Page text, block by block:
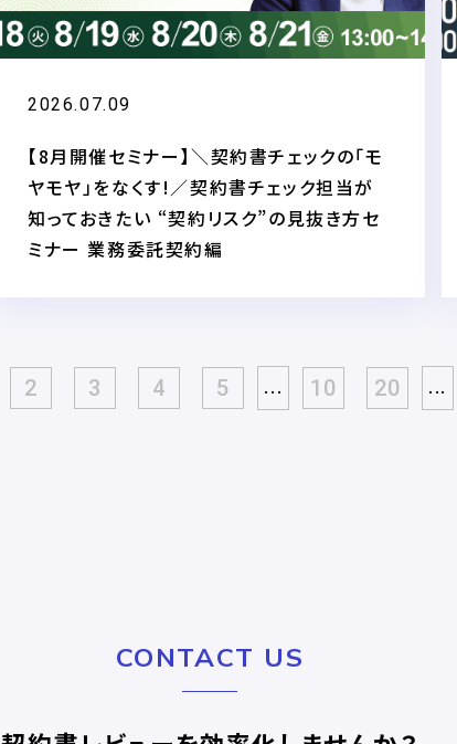
2026.07.09
【8月開催セミナー】＼契約書チェックの「モ
ヤモヤ」をなくす!／契約書チェック担当が
知っておきたい “契約リスク”の見抜き方セ
ミナー 業務委託契約編
2 3 4 5 ... 10 20 ...
CONTACT US